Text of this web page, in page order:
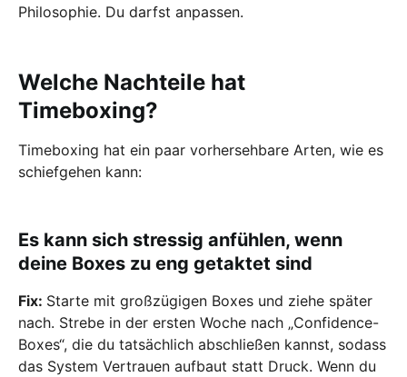
Philosophie. Du darfst anpassen.
Welche Nachteile hat
Timeboxing?
Timeboxing hat ein paar vorhersehbare Arten, wie es
schiefgehen kann:
Es kann sich stressig anfühlen, wenn
deine Boxes zu eng getaktet sind
Fix: Starte mit großzügigen Boxes und ziehe später
nach. Strebe in der ersten Woche nach „Confidence-
Boxes“, die du tatsächlich abschließen kannst, sodass
das System Vertrauen aufbaut statt Druck. Wenn du